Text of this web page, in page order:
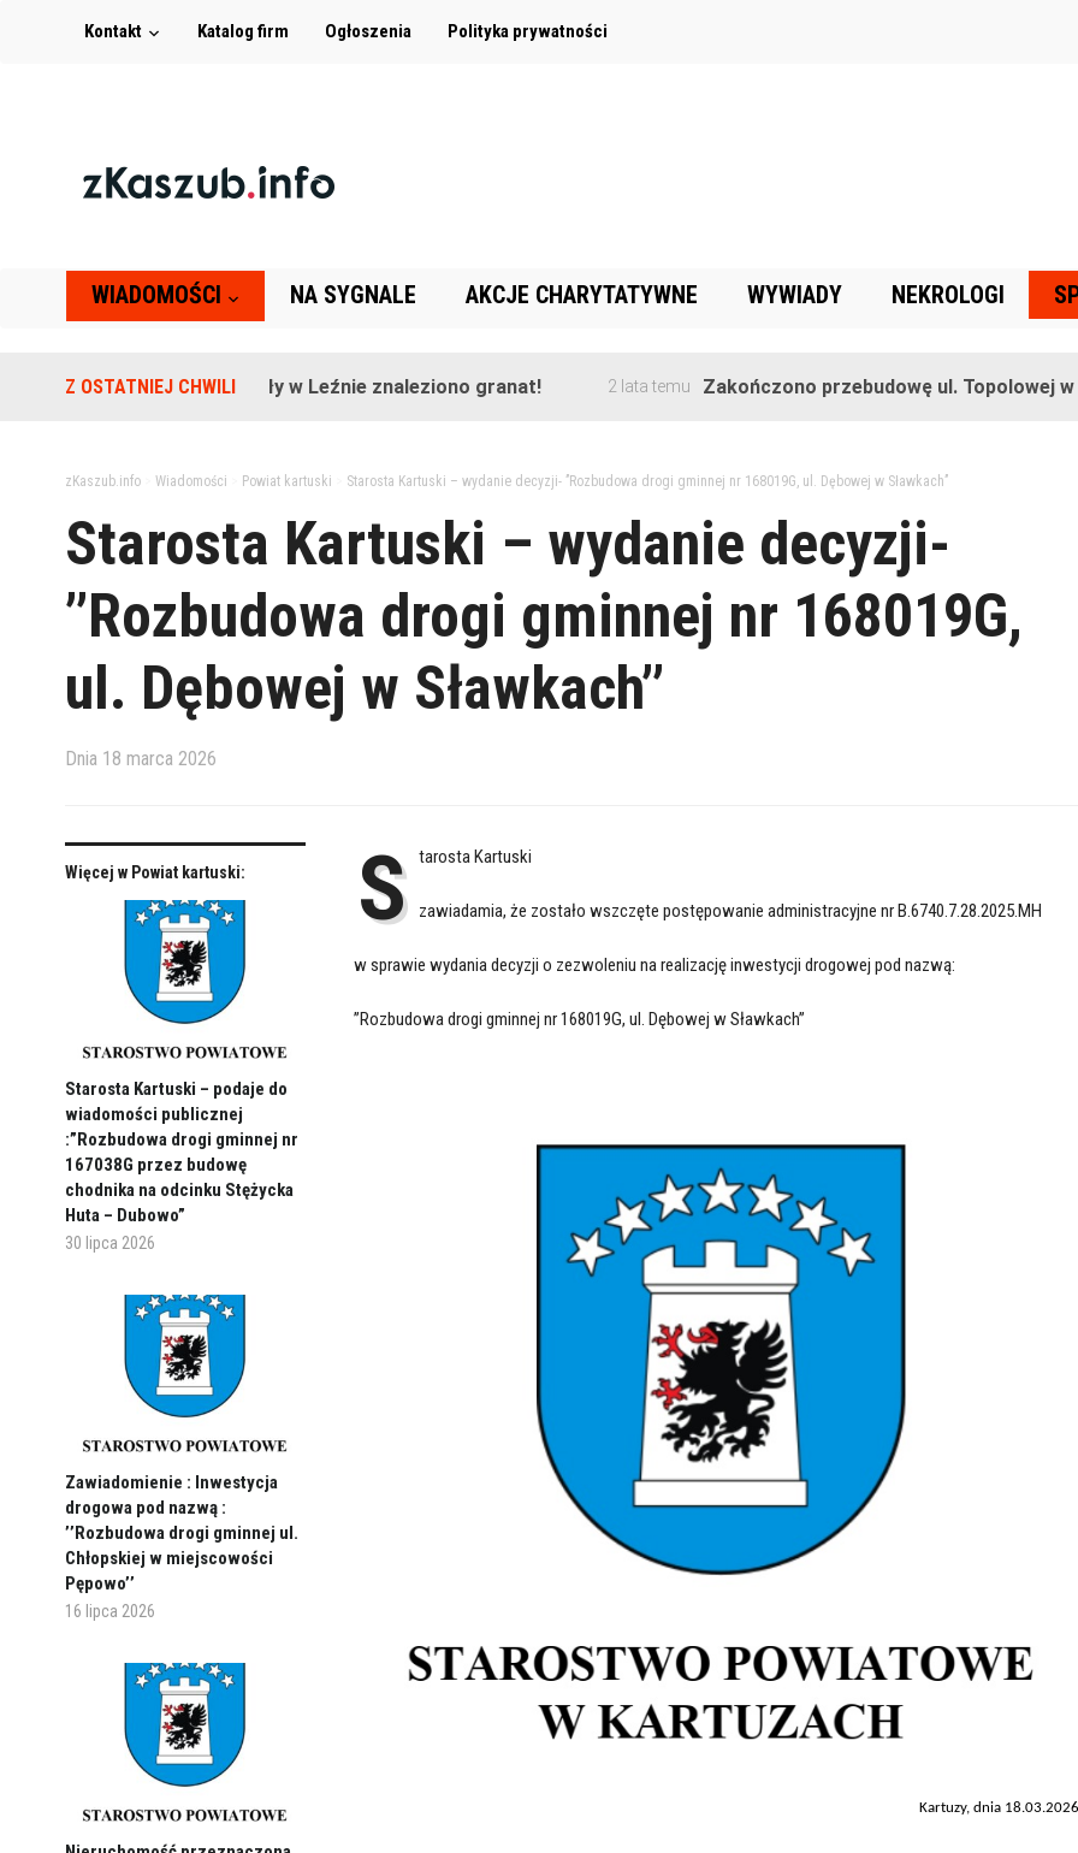
Kontakt Katalog firm Ogłoszenia Polityka prywatności
WIADOMOŚCI NA SYGNALE AKCJE CHARYTATYWNE WYWIADY NEKROLOGI
Z OSTATNIEJ CHWILI
Na terenie szkoły w Leźnie znaleziono granat! 2 lata temu Zakończono przebudowę ul. Topolowej w
zKaszub.info> Wiadomości Powiat kartuski Starosta Kartuski – wydanie decyzji- ’’Rozbudowa drogi gminnej nr 168019G, ul. Dębowej w Sławkach’’
Starosta Kartuski – wydanie decyzji-
’’Rozbudowa drogi gminnej nr 168019G,
ul. Dębowej w Sławkach’’
Dnia 18 marca 2026
Więcej w Powiat kartuski:
Starosta Kartuski – podaje do
wiadomości publicznej
:”Rozbudowa drogi gminnej nr
167038G przez budowę
chodnika na odcinku Stężycka
Huta – Dubowo”
30 lipca 2026
Zawiadomienie : Inwestycja
drogowa pod nazwą :
’’Rozbudowa drogi gminnej ul.
Chłopskiej w miejscowości
Pępowo’’
16 lipca 2026
S tarosta Kartuski
zawiadamia, że zostało wszczęte postępowanie administracyjne nr B.6740.7.28.2025.MH
w sprawie wydania decyzji o zezwoleniu na realizację inwestycji drogowej pod nazwą:
’’Rozbudowa drogi gminnej nr 168019G, ul. Dębowej w Sławkach’’
Kartuzy, dnia